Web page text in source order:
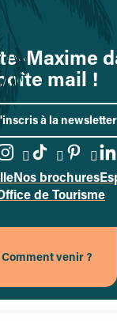
Maxime
mail !
à la newsletter
à la page
à la
Accéder
Nos brochures
de Tourisme
Comment venir ?